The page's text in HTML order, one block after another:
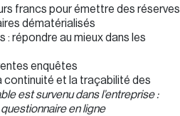
francs pour émettre des réserves
dématérialisés
répondre au mieux dans les
enquêtes
continuité et la traçabilité des
est survenu dans l’entreprise :
en ligne